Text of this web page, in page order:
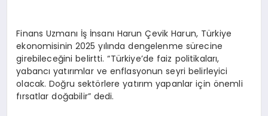
Finans Uzmanı İş İnsanı Harun Çevik Harun, Türkiye
ekonomisinin 2025 yılında dengelenme sürecine
girebileceğini belirtti. “Türkiye’de faiz politikaları,
yabancı yatırımlar ve enflasyonun seyri belirleyici
olacak. Doğru sektörlere yatırım yapanlar için önemli
fırsatlar doğabilir” dedi.